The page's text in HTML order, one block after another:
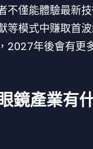
不僅能體驗最新
等模式中赚取首
2027年後會有更
鏡產業有